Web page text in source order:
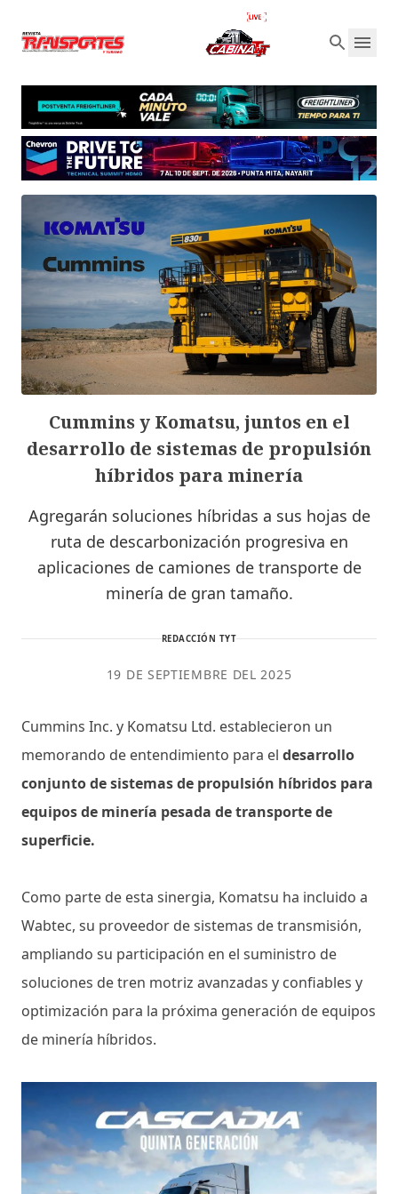
Cummins y Komatsu, juntos en el
desarrollo de sistemas de propulsión
híbridos para minería
Agregarán soluciones híbridas a sus hojas de
ruta de descarbonización progresiva en
aplicaciones de camiones de transporte de
minería de gran tamaño.
REDACCIÓN TYT
19 DE SEPTIEMBRE DEL 2025
Cummins Inc. y Komatsu Ltd. establecieron un
memorando de entendimiento para el desarrollo
conjunto de sistemas de propulsión híbridos para
equipos de minería pesada de transporte de
superficie.
Como parte de esta sinergia, Komatsu ha incluido a
Wabtec, su proveedor de sistemas de transmisión,
ampliando su participación en el suministro de
soluciones de tren motriz avanzadas y confiables y
optimización para la próxima generación de equipos
de minería híbridos.